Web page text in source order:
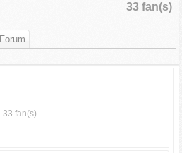
33 fan(s)
Forum
33 fan(s)